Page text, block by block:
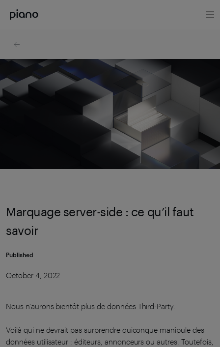
Marquage server-side : ce qu’il faut
savoir
Published
October 4, 2022
Nous n'aurons bientôt plus de données Third-Party.
Voilà qui ne devrait pas surprendre quiconque manipule des
données utilisateur : éditeurs, annonceurs ou autres. Toutefois,